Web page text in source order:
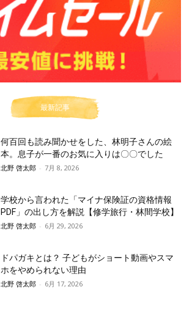
最新記事
何百回も読み聞かせをした、林明子さんの絵
本。息子が一番のお気に入りは〇〇でした
北野 啓太郎 - 7月 8, 2026
学校から言われた「マイナ保険証の資格情報
PDF」の出し方を解説【修学旅行・林間学校】
北野 啓太郎 - 6月 29, 2026
ドパガキとは？ 子どもがショート動画やスマ
ホをやめられない理由
北野 啓太郎 - 6月 17, 2026